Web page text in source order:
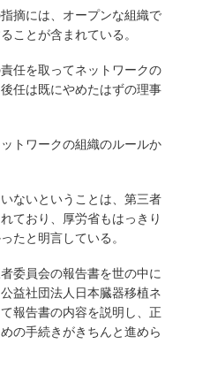
摘には、オープンな組織で
ことが含まれている。
任を取ってネットワークの
任は既にやめたはずの理事
トワークの組織のルールか
ないということは、第三者
ており、厚労省もはっきり
たと明言している。
委員会の報告書を世の中に
益社団法人日本臓器移植ネ
報告書の内容を説明し、正
の手続きがきちんと進めら